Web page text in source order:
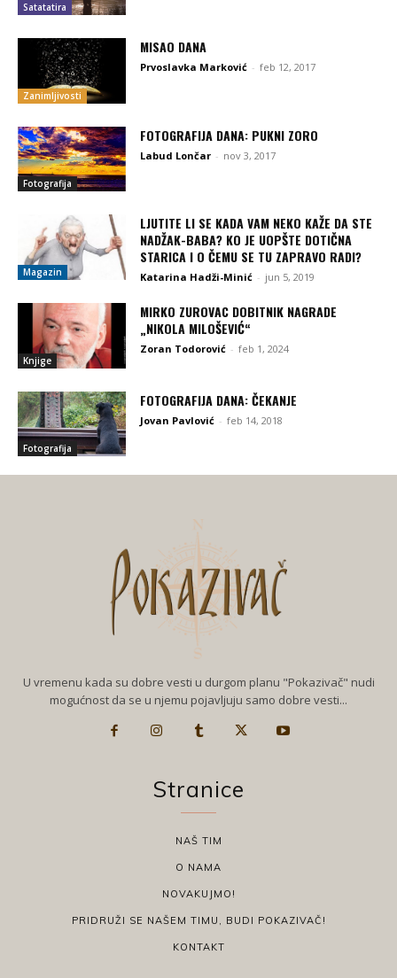
Satatatira
Zanimljivosti
MISAO DANA
Prvoslavka Marković - feb 12, 2017
Fotografija
FOTOGRAFIJA DANA: PUKNI ZORO
Labud Lončar - nov 3, 2017
Magazin
LJUTITE LI SE KADA VAM NEKO KAŽE DA STE
NADŽAK-BABA? KO JE UOPŠTE DOTIČNA
STARICA I O ČEMU SE TU ZAPRAVO RADI?
Katarina Hadži-Minić - jun 5, 2019
Knjige
MIRKO ZUROVAC DOBITNIK NAGRADE
„NIKOLA MILOŠEVIĆ“
Zoran Todorović - feb 1, 2024
Fotografija
FOTOGRAFIJA DANA: ČEKANJE
Jovan Pavlović - feb 14, 2018
U vremenu kada su dobre vesti u durgom planu "Pokazivač" nudi
mogućnost da se u njemu pojavljuju samo dobre vesti...
Stranice
NAŠ TIM
O NAMA
NOVAKUJMO!
PRIDRUŽI SE NAŠEM TIMU, BUDI POKAZIVAČ!
KONTAKT